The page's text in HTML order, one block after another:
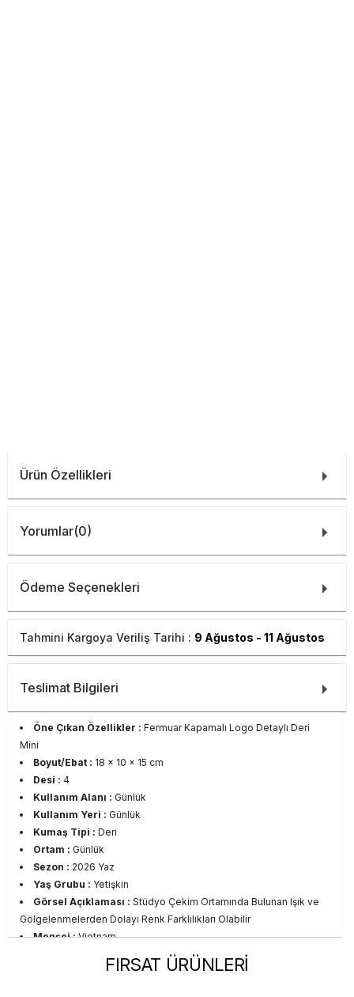
Ürün Özellikleri
Yorumlar(0)
Ödeme Seçenekleri
Tahmini Kargoya Veriliş Tarihi : 9 Ağustos - 11 Ağustos
Teslimat Bilgileri
Öne Çıkan Özellikler : Fermuar Kapamalı Logo Detaylı Deri
Mini
Boyut/Ebat : 18 x 10 x 15 cm
Desi : 4
Kullanım Alanı : Günlük
Kullanım Yeri : Günlük
Kumaş Tipi : Deri
Ortam : Günlük
Sezon : 2026 Yaz
Yaş Grubu : Yetişkin
Görsel Açıklaması : Stüdyo Çekim Ortamında Bulunan Işık ve
Gölgelenmelerden Dolayı Renk Farklılıkları Olabilir
Menşei :Vietnam
FIRSAT ÜRÜNLERİ